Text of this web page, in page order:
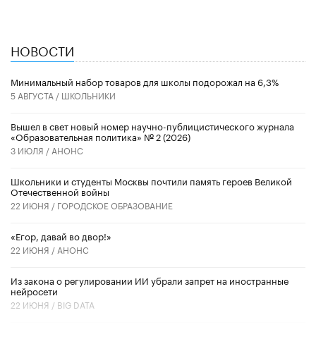
НОВОСТИ
Минимальный набор товаров для школы подорожал на 6,3%
5 АВГУСТА / ШКОЛЬНИКИ
Вышел в свет новый номер научно-публицистического журнала
«Образовательная политика» № 2 (2026)
3 ИЮЛЯ / АНОНС
Школьники и студенты Москвы почтили память героев Великой
Отечественной войны
22 ИЮНЯ / ГОРОДСКОЕ ОБРАЗОВАНИЕ
«Егор, давай во двор!»
22 ИЮНЯ / АНОНС
Из закона о регулировании ИИ убрали запрет на иностранные
нейросети
22 ИЮНЯ / BIG DATA